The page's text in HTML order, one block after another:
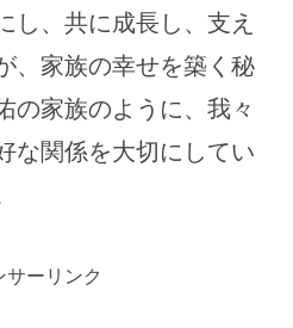
し、共に成長し、支え
、家族の幸せを築く秘
の家族のように、我々
な関係を大切にしてい
サーリンク